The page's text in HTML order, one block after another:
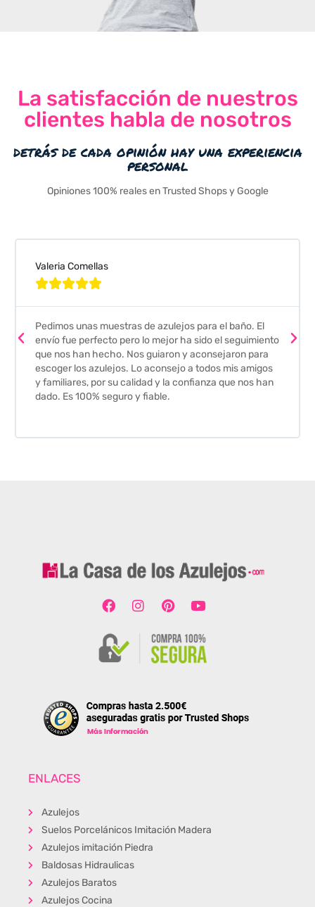
La satisfacción de nuestros
clientes habla de nosotros
detrás de cada opinión hay una experiencia
personal
Opiniones 100% reales en Trusted Shops y Google
Valeria Comellas

Pedimos unas muestras de azulejos para el baño. El
envío fue perfecto pero lo mejor ha sido el seguimiento
que nos han hecho. Nos guiaron y aconsejaron para
escoger los azulejos. Lo aconsejo a todos mis amigos
y familiares, por su calidad y la confianza que nos han
dado. Es 100% seguro y fiable.
ENLACES
Azulejos
Suelos Porcelánicos Imitación Madera
Azulejos imitación Piedra
Baldosas Hidraulicas
Azulejos Baratos
Azulejos Cocina